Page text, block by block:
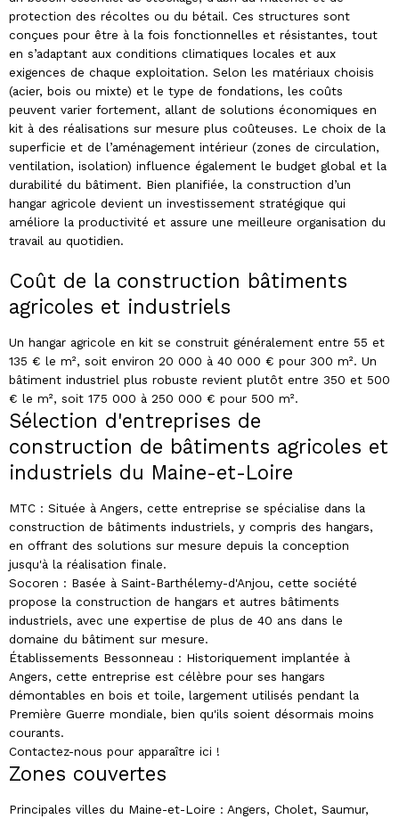
protection des récoltes ou du bétail. Ces structures sont
conçues pour être à la fois fonctionnelles et résistantes, tout
en s’adaptant aux conditions climatiques locales et aux
exigences de chaque exploitation. Selon les matériaux choisis
(acier, bois ou mixte) et le type de fondations, les coûts
peuvent varier fortement, allant de solutions économiques en
kit à des réalisations sur mesure plus coûteuses. Le choix de la
superficie et de l’aménagement intérieur (zones de circulation,
ventilation, isolation) influence également le budget global et la
durabilité du bâtiment. Bien planifiée, la construction d’un
hangar agricole devient un investissement stratégique qui
améliore la productivité et assure une meilleure organisation du
travail au quotidien.
Coût de la construction bâtiments
agricoles et industriels
Un hangar agricole en kit se construit généralement entre 55 et
135 € le m², soit environ 20 000 à 40 000 € pour 300 m². Un
bâtiment industriel plus robuste revient plutôt entre 350 et 500
€ le m², soit 175 000 à 250 000 € pour 500 m².
Sélection d'entreprises de
construction de bâtiments agricoles et
industriels du Maine-et-Loire
MTC : Située à Angers, cette entreprise se spécialise dans la
construction de bâtiments industriels, y compris des hangars,
en offrant des solutions sur mesure depuis la conception
jusqu'à la réalisation finale.
Socoren : Basée à Saint-Barthélemy-d'Anjou, cette société
propose la construction de hangars et autres bâtiments
industriels, avec une expertise de plus de 40 ans dans le
domaine du bâtiment sur mesure.
Établissements Bessonneau : Historiquement implantée à
Angers, cette entreprise est célèbre pour ses hangars
démontables en bois et toile, largement utilisés pendant la
Première Guerre mondiale, bien qu'ils soient désormais moins
courants.
Contactez-nous pour apparaître ici !
Zones couvertes
Principales villes du Maine-et-Loire : Angers, Cholet, Saumur,